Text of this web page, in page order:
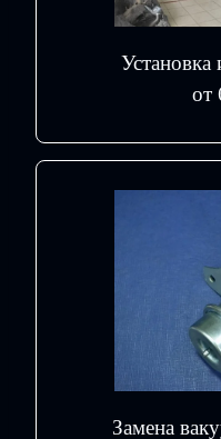
Установка
от
Замена